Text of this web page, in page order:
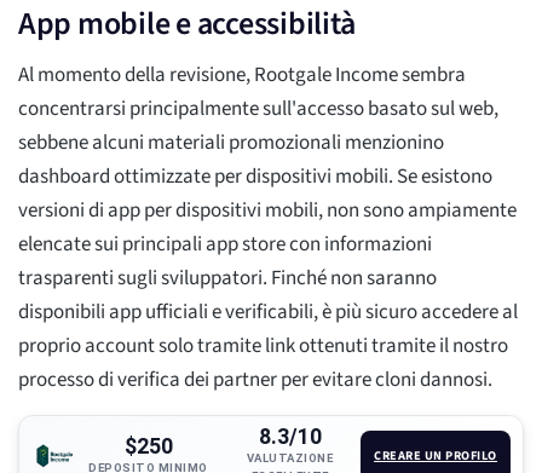
App mobile e accessibilità
Al momento della revisione, Rootgale Income sembra
concentrarsi principalmente sull'accesso basato sul web,
sebbene alcuni materiali promozionali menzionino
dashboard ottimizzate per dispositivi mobili. Se esistono
versioni di app per dispositivi mobili, non sono ampiamente
elencate sui principali app store con informazioni
trasparenti sugli sviluppatori. Finché non saranno
disponibili app ufficiali e verificabili, è più sicuro accedere al
proprio account solo tramite link ottenuti tramite il nostro
processo di verifica dei partner per evitare cloni dannosi.
$250
DEPOSITO MINIMO
8.3/10
VALUTAZIONE
CREARE UN PROFILO